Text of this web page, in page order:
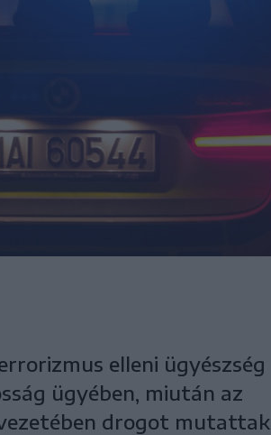
elleni ügyészség
ügyében, miután az
drogot mutattak